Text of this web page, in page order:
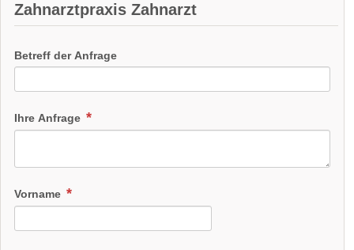
Zahnarztpraxis Zahnarzt
Betreff der Anfrage
Ihre Anfrage
Vorname